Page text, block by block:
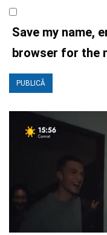
Save my name,
browser for the